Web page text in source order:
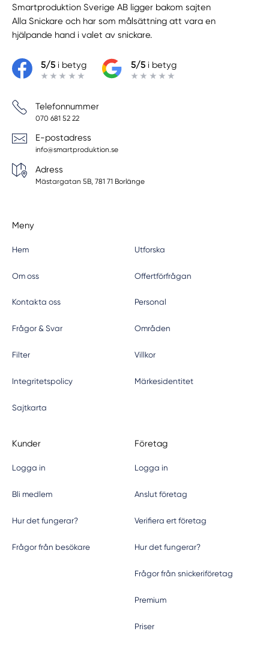
Smartproduktion Sverige AB ligger bakom sajten
Alla Snickare och har som målsättning att vara en
hjälpande hand i valet av snickare.
5/5i betyg 5/5i betyg
Telefonnummer
070 681 52 22
E-postadress
info@smartproduktion.se
Adress
Mästargatan 5B, 781 71 Borlänge
Meny
Hem Utforska
Om oss Offertförfrågan
Kontakta oss Personal
Frågor & Svar Områden
Filter Villkor
Integritetspolicy Märkesidentitet
Sajtkarta
Kunder
Logga in
Bli medlem
Hur det fungerar?
Frågor från besökare
Företag
Logga in
Anslut företag
Verifiera ert företag
Hur det fungerar?
Frågor från snickeriföretag
Premium
Priser